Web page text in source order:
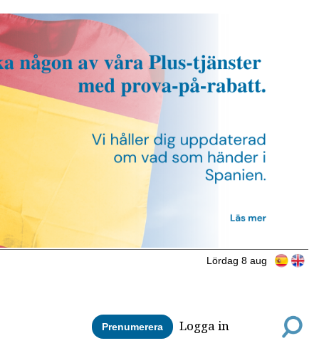
Lördag 8 aug
Prenumerera Logga in